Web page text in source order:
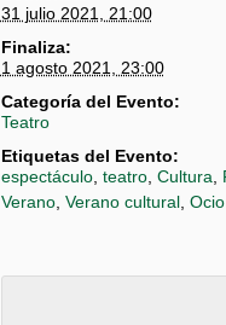
31 julio 2021, 21:00
Finaliza:
1 agosto 2021, 23:00
Categoría del Evento:
Teatro
Etiquetas del Evento:
espectáculo, teatro, Cultura
Verano, Verano cultural, Ocio